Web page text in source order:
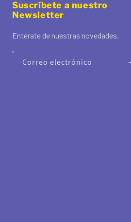
Suscríbete a nuestro
Newsletter
Entérate de nuestras novedades.
Correo electrónico